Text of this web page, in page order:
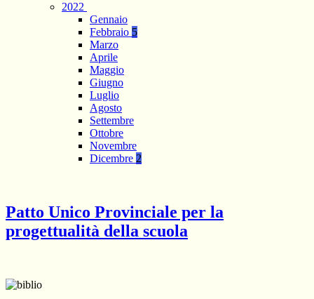
2022
Gennaio
Febbraio 5
Marzo
Aprile
Maggio
Giugno
Luglio
Agosto
Settembre
Ottobre
Novembre
Dicembre 2
Patto Unico Provinciale per la
progettualità della scuola